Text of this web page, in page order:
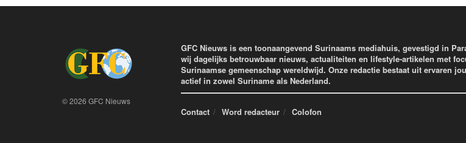
© 2026 GFC Nieuws
GFC Nieuws is een toonaangevend Surinaams mediahuis, gevestigd in
wij dagelijks betrouwbaar nieuws, actualiteiten en lifestyle-artikelen met
Surinaamse gemeenschap wereldwijd. Onze redactie bestaat uit ervaren
actief in zowel Suriname als Nederland.
Contact Word redacteur Colofon